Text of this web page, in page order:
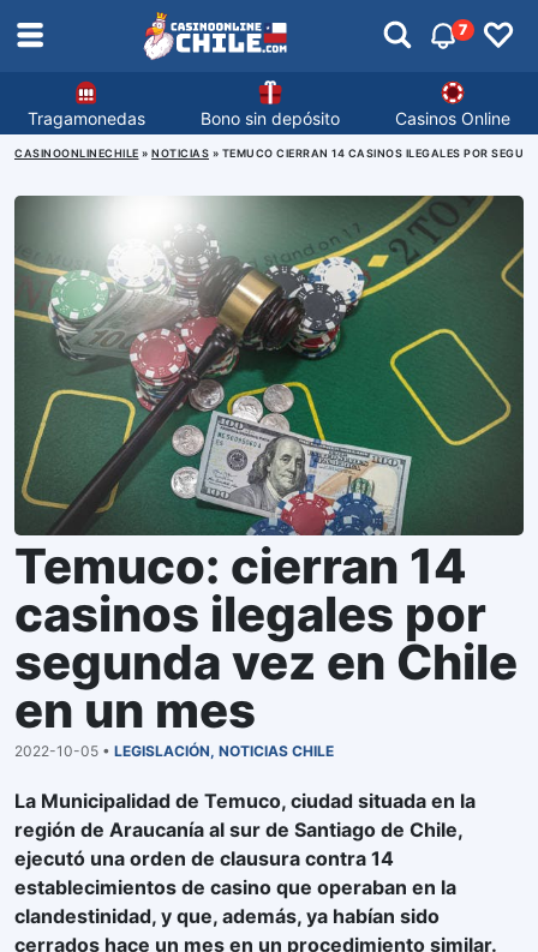
7
Tragamonedas Bono sin depósito Casinos Online
CASINOONLINECHILE » NOTICIAS » TEMUCO CIERRAN 14 CASINOS ILEGALES POR
Temuco: cierran 14
casinos ilegales por
segunda vez en Chile
en un mes
2022-10-05 • LEGISLACIÓN, NOTICIAS CHILE
La Municipalidad de Temuco, ciudad situada en la
región de Araucanía al sur de Santiago de Chile,
ejecutó una orden de clausura contra 14
establecimientos de casino que operaban en la
clandestinidad, y que, además, ya habían sido
cerrados hace un mes en un procedimiento similar.